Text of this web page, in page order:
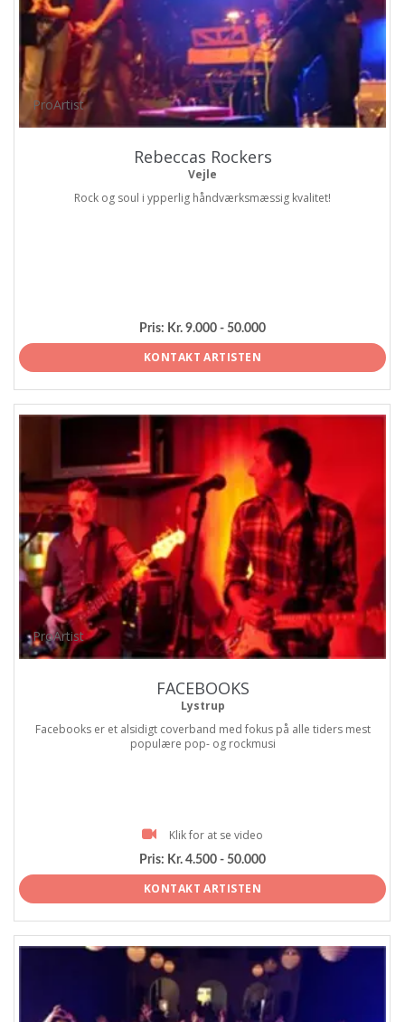
ProArtist
Rebeccas Rockers
Vejle
Rock og soul i ypperlig håndværksmæssig kvalitet!
Pris: Kr. 9.000 - 50.000
KONTAKT ARTISTEN
ProArtist
FACEBOOKS
Lystrup
Facebooks er et alsidigt coverband med fokus på alle tiders mest
populære pop- og rockmusi
Klik for at se video
Pris: Kr. 4.500 - 50.000
KONTAKT ARTISTEN